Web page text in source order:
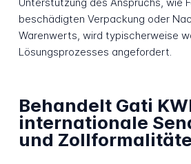
beschädigten Verpackung oder
Warenwerts, wird typischerweise
Lösungsprozesses angefordert.
Behandelt Gati
internationale
und